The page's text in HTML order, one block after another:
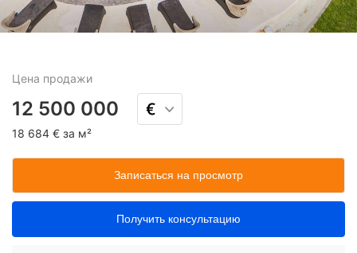
Цена продажи
12 500 000
18 684 € за м²
Записаться на просмотр
Получить консультацию